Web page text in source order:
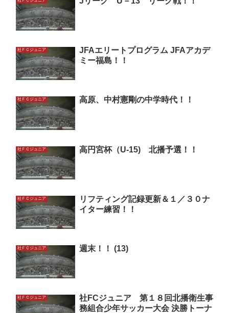
社ＦＣジュニア
JFAエリートプログラム JFAアカデ
ミー福島！！
社ＦＣジュニア 高原、中村憲剛の中学時代！！
社ＦＣジュニア 高円宮杯（U-15) 北播予選！！
社ＦＣジュニア
リフティング記録更新＆１／３０ナ
イター練習！！
社ＦＣジュニア 週末！！ (13)
社ＦＣジュニア
社FCジュニア 第１８回北播衛生事
務組合少年サッカー大会 決勝トーナ